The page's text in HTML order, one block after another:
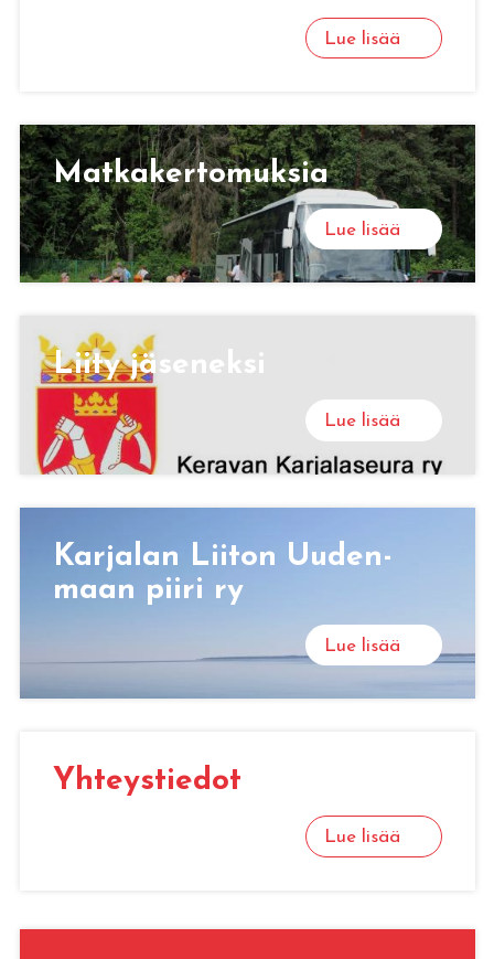
Lue lisää
Mat­ka­ker­to­muk­sia
Lue lisää
Liity jä­se­nek­si
Lue lisää
Kar­ja­lan Lii­ton Uu­den­
maan piiri ry
Lue lisää
Yh­teys­tie­dot
Lue lisää